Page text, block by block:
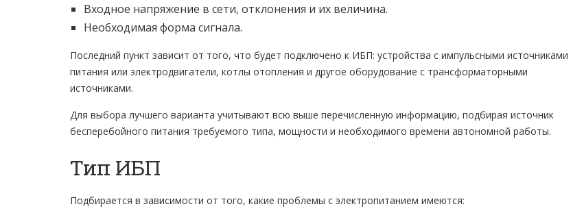
Входное напряжение в сети, отклонения и их величина.
Необходимая форма сигнала.
Последний пункт зависит от того, что будет подключено к ИБП: устройства с импульсными источниками
питания или электродвигатели, котлы отопления и другое оборудование с трансформаторными
источниками.
Для выбора лучшего варианта учитывают всю выше перечисленную информацию, подбирая источник
бесперебойного питания требуемого типа, мощности и необходимого времени автономной работы.
Тип ИБП
Подбирается в зависимости от того, какие проблемы с электропитанием имеются: